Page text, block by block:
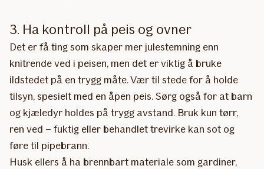
3. Ha kontroll på peis og ovner
Det er få ting som skaper mer julestemning enn
knitrende ved i peisen, men det er viktig å bruke
ildstedet på en trygg måte. Vær til stede for å holde
tilsyn, spesielt med en åpen peis. Sørg også for at barn
og kjæledyr holdes på trygg avstand. Bruk kun tørr,
ren ved – fuktig eller behandlet trevirke kan sot og
føre til pipebrann.
Husk ellers å ha brennbart materiale som gardiner,